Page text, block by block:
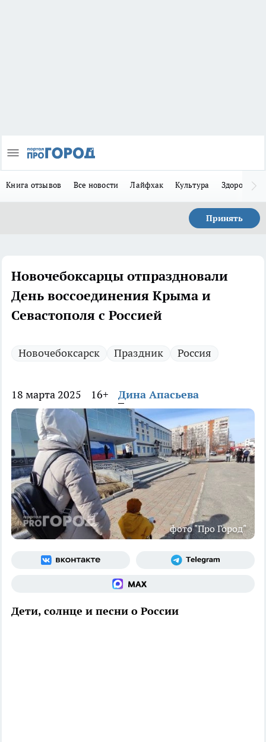
Книга отзывов Все новости Лайфхак Культура Здоровье
Принять
Новочебоксарцы отпраздновали
День воссоединения Крыма и
Севастополя с Россией
Новочебоксарск Праздник Россия
18 марта 2025 16+ Дина Апасьева
фото "Про Город"
Дети, солнце и песни о России